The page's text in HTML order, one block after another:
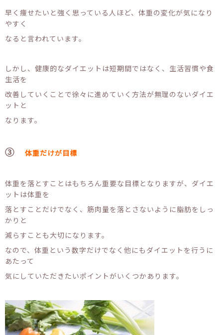
早く痩せたいと強く思っている人ほど、体重の変化が気になり
やすく
なると言われています。
しかし、健康的なダイエットは短期間ではなく、生活習慣や食
生活を
改善していくことで徐々に進めていく方法が無理のないダイエ
ットと
なります。
③ 体重だけが目標
体重を落とすことはもちろん重要な目標となりますが、ダイエ
ットは体重を
落とすことだけでなく、筋肉量を落とさないように脂肪をしっ
かりと
減らすことも大切になります。
なので、体重という数字だけでなく他にもダイエットを行うに
あたって
気にしていただきたいポイントがいくつかあります。